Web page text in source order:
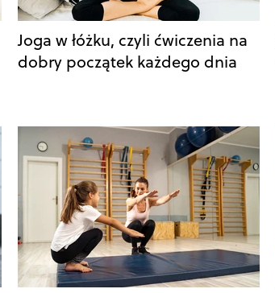
Joga w łóżku, czyli ćwiczenia na
dobry początek każdego dnia